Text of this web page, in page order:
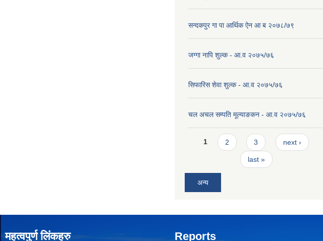
सन्दकपुर गा पा आर्थिक ऐन आ ब २०७८/७९
जग्गा नापि शुल्क - आ.व २०७५/७६
सिफारिस शेवा शुल्क - आ.व २०७५/७६
चल अचल सम्पति मूल्याङकन - आ.व २०७५/७६
Pages
1 2 3 next ›
last »
अन्य
महत्वपुर्ण लिंकहरु Reports